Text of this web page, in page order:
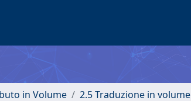
in Volume 2.5 Traduzione in volume